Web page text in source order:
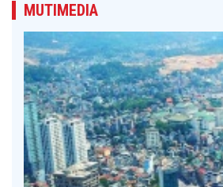
MUTIMEDIA